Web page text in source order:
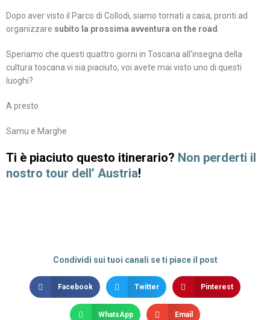
Dopo aver visto il Parco di Collodi, siamo tornati a casa, pronti ad
organizzare subito la prossima avventura on the road .
Speriamo che questi quattro giorni in Toscana all’insegna della
cultura toscana vi sia piaciuto, voi avete mai visto uno di questi
luoghi?
A presto
Samu e Marghe
Ti è piaciuto questo itinerario? Non perderti il
nostro tour dell’ Austria!
Condividi sui tuoi canali se ti piace il post
Facebook Twitter Pinterest
WhatsApp Email